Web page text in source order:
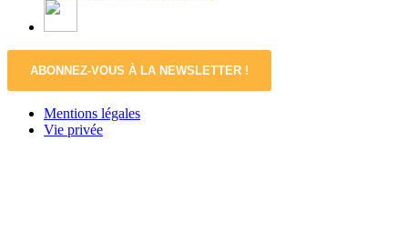
ABONNEZ-VOUS À LA NEWSLETTER !
Mentions légales
Vie privée